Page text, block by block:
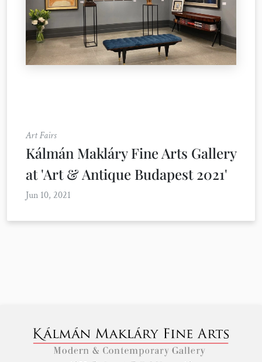
Art Fairs
Kálmán Makláry Fine Arts Gallery
at 'Art & Antique Budapest 2021'
Jun 10, 2021